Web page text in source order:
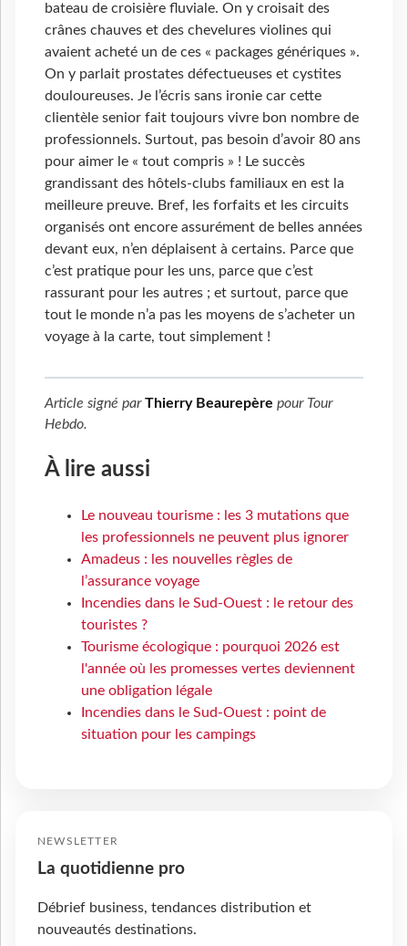
bateau de croisière fluviale. On y croisait des
crânes chauves et des chevelures violines qui
avaient acheté un de ces « packages génériques ».
On y parlait prostates défectueuses et cystites
douloureuses. Je l’écris sans ironie car cette
clientèle senior fait toujours vivre bon nombre de
professionnels. Surtout, pas besoin d’avoir 80 ans
pour aimer le « tout compris » ! Le succès
grandissant des hôtels-clubs familiaux en est la
meilleure preuve. Bref, les forfaits et les circuits
organisés ont encore assurément de belles années
devant eux, n’en déplaisent à certains. Parce que
c’est pratique pour les uns, parce que c’est
rassurant pour les autres ; et surtout, parce que
tout le monde n’a pas les moyens de s’acheter un
voyage à la carte, tout simplement !
Article signé parThierry Beaurepère pour Tour
Hebdo.
À lire aussi
Le nouveau tourisme : les 3 mutations que
les professionnels ne peuvent plus ignorer
Amadeus : les nouvelles règles de
l’assurance voyage
Incendies dans le Sud-Ouest : le retour des
touristes ?
Tourisme écologique : pourquoi 2026 est
l'année où les promesses vertes deviennent
une obligation légale
Incendies dans le Sud-Ouest : point de
situation pour les campings
NEWSLETTER
La quotidienne pro
Débrief business, tendances distribution et
nouveautés destinations.